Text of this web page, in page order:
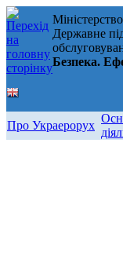
Державне
Безпека.
Про Украерорух